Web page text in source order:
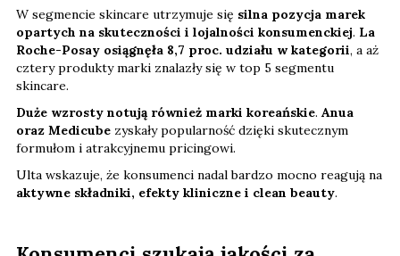
W segmencie skincare utrzymuje się silna pozycja marek
opartych na skuteczności i lojalności konsumenckiej. La
Roche-Posay osiągnęła 8,7 proc. udziału w kategorii, a aż
cztery produkty marki znalazły się w top 5 segmentu
skincare.
Duże wzrosty notują również marki koreańskie. Anua
oraz Medicube zyskały popularność dzięki skutecznym
formułom i atrakcyjnemu pricingowi.
Ulta wskazuje, że konsumenci nadal bardzo mocno reagują na
aktywne składniki, efekty kliniczne i clean beauty.